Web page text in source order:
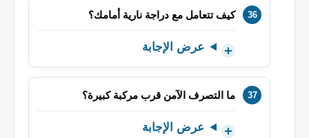
كيف تتعامل مع دراجة نارية أمامك؟
عرض الإجابة
ما التصرف الآمن قرب مركبة كبيرة؟
عرض الإجابة